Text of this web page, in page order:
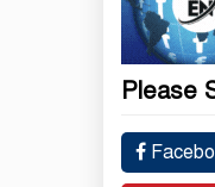
Please